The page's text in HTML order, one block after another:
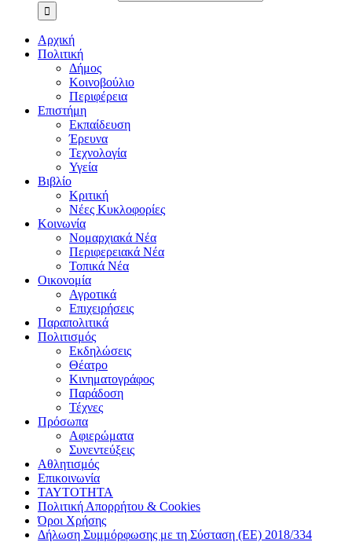
Αρχική
Πολιτική
Δήμος
Κοινοβούλιο
Περιφέρεια
Επιστήμη
Εκπαίδευση
Έρευνα
Τεχνολογία
Υγεία
Βιβλίο
Κριτική
Νέες Κυκλοφορίες
Κοινωνία
Νομαρχιακά Νέα
Περιφερειακά Νέα
Τοπικά Νέα
Οικονομία
Αγροτικά
Επιχειρήσεις
Παραπολιτικά
Πολιτισμός
Εκδηλώσεις
Θέατρο
Κινηματογράφος
Παράδοση
Τέχνες
Πρόσωπα
Αφιερώματα
Συνεντεύξεις
Αθλητισμός
Επικοινωνία
ΤΑΥΤΟΤΗΤΑ
Πολιτική Απορρήτου & Cookies
Όροι Χρήσης
Δήλωση Συμμόρφωσης με τη Σύσταση (ΕΕ) 2018/334